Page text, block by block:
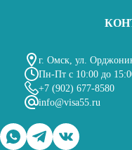
г. Омск, ул.
Пн-Пт с 10:00 до
+7 (902) 677-8580
info@visa55.ru